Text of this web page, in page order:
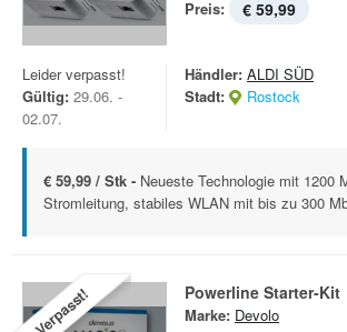
Preis: € 59,99
Leider verpasst!
Gültig: 29.06. -
02.07.
Händler: ALDI SÜD
Stadt:
Rostock
€ 59,99 / Stk - Neueste Technologie mit 1200
Stromleitung, stabiles WLAN mit bis zu 300
Verpasst! Powerline Starter-Kit
Marke: Devolo